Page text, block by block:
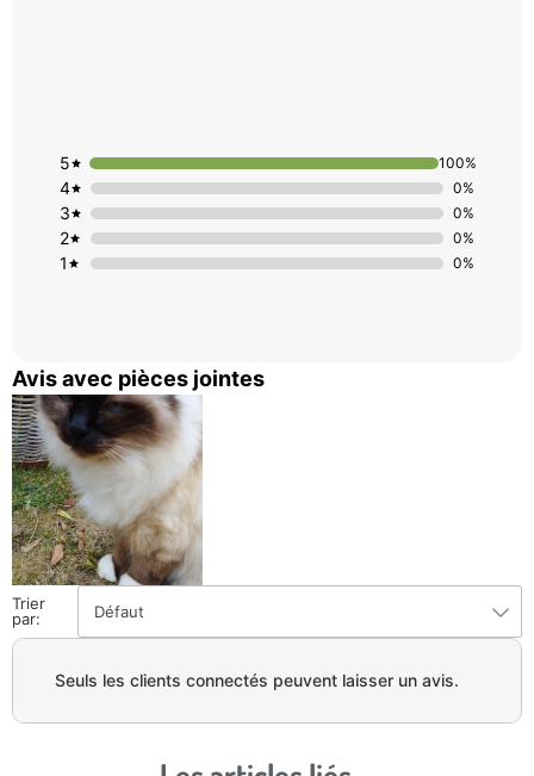
1 0%
2 0%
3 0%
4 0%
5 100%
Avis avec pièces jointes
Trier
par:
Défaut
Seuls les clients connectés peuvent laisser un avis.